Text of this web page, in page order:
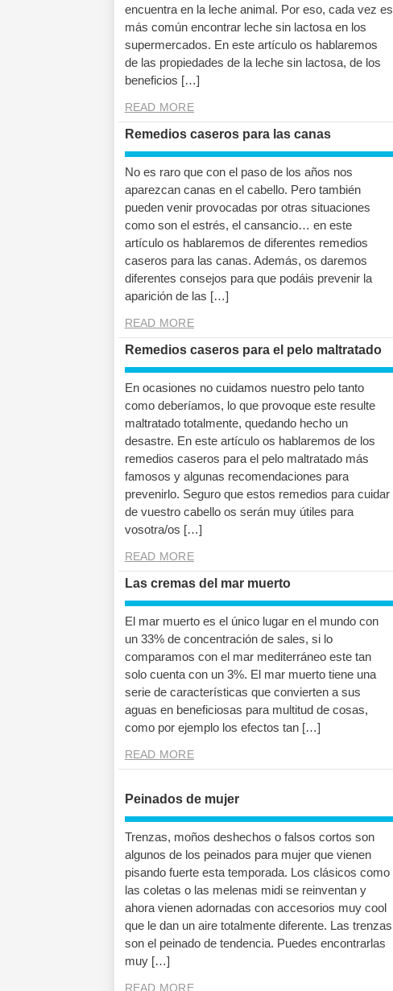
encuentra en la leche animal. Por eso, cada vez es
más común encontrar leche sin lactosa en los
supermercados. En este artículo os hablaremos
de las propiedades de la leche sin lactosa, de los
beneficios […]
READ MORE
Remedios caseros para las canas
No es raro que con el paso de los años nos
aparezcan canas en el cabello. Pero también
pueden venir provocadas por otras situaciones
como son el estrés, el cansancio… en este
artículo os hablaremos de diferentes remedios
caseros para las canas. Además, os daremos
diferentes consejos para que podáis prevenir la
aparición de las […]
READ MORE
Remedios caseros para el pelo maltratado
En ocasiones no cuidamos nuestro pelo tanto
como deberíamos, lo que provoque este resulte
maltratado totalmente, quedando hecho un
desastre. En este artículo os hablaremos de los
remedios caseros para el pelo maltratado más
famosos y algunas recomendaciones para
prevenirlo. Seguro que estos remedios para cuidar
de vuestro cabello os serán muy útiles para
vosotra/os […]
READ MORE
Las cremas del mar muerto
El mar muerto es el único lugar en el mundo con
un 33% de concentración de sales, si lo
comparamos con el mar mediterráneo este tan
solo cuenta con un 3%. El mar muerto tiene una
serie de características que convierten a sus
aguas en beneficiosas para multitud de cosas,
como por ejemplo los efectos tan […]
READ MORE
Peinados de mujer
Trenzas, moños deshechos o falsos cortos son
algunos de los peinados para mujer que vienen
pisando fuerte esta temporada. Los clásicos como
las coletas o las melenas midi se reinventan y
ahora vienen adornadas con accesorios muy cool
que le dan un aire totalmente diferente. Las trenzas
son el peinado de tendencia. Puedes encontrarlas
muy […]
READ MORE